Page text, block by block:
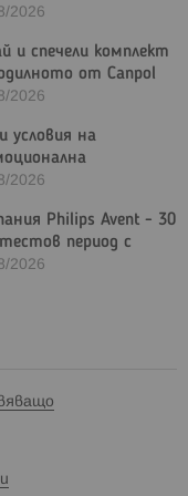
2026
и спечели комплект
от Canpol
2026
условия на
"Вземи 2 или
Star Wars с - 23%"
2026
Philips Avent - 30
период с
за връщане на
2026